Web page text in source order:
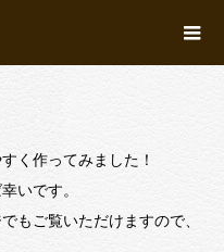
く作ってみました！
いです。
もご覧いただけますので、